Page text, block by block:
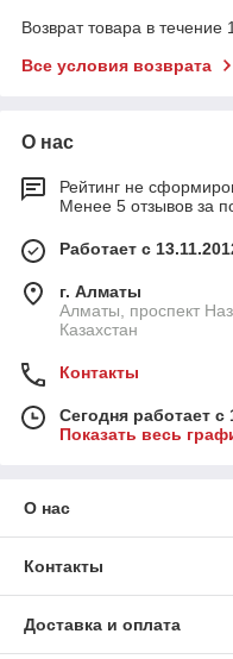
Возврат товара в течение
Все условия возврата
О нас
Рейтинг не
Менее 5 отзывов за
Работает с
г. Алматы
Алматы, проспект
Казахстан
Контакты
Сегодня работает с
Показать весь
О нас
Контакты
Доставка и оплата